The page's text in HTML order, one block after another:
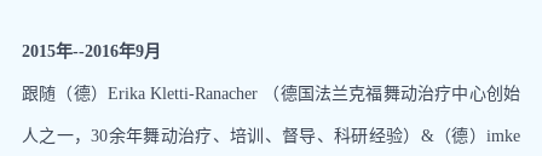
2015年--2016年9月
跟随（德）Erika Kletti-Ranacher （德国法兰克福舞动治疗中心创始
人之一，30余年舞动治疗、培训、督导、科研经验）&（德）imke